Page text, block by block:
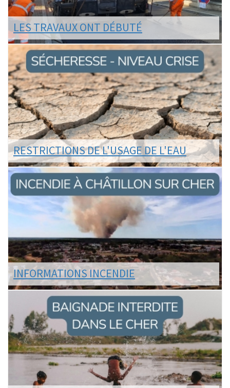
LES TRAVAUX ONT DÉBUTÉ
Le programme de voirie 2026 est en cours de
réalisation, notamment en centre-ville.
LIRE LA SUITE
RESTRICTIONS DE L'USAGE DE L'EAU
Par arrêté préfectoral daté du 16 juillet 2026, la
Préfecture de Loir-et-Cher a placé le Cher en NIVEAU
CRISE en raison de la sécheresse touchant notr...
LIRE LA SUITE
INFORMATIONS INCENDIE
Suite à l'incendie majeur touchant nos voisins de
Châtillon sur Cher depuis mardi après-midi, notre ville
a mis a disposition la salle des fêtes.
LIRE LA SUITE